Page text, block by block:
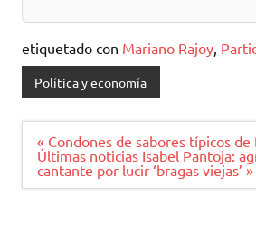
etiquetado con Mariano Rajoy,
Política y economía
Navegación
de
entradas
« Condones de sabores típicos de
Últimas noticias Isabel Pantoja:
cantante por lucir ‘bragas viejas’ »